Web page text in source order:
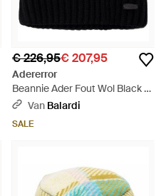
€ 226,95€ 207,95
Adererror
Beannie Ader Fout Wol Black -
Zwart
Van Balardi
SALE